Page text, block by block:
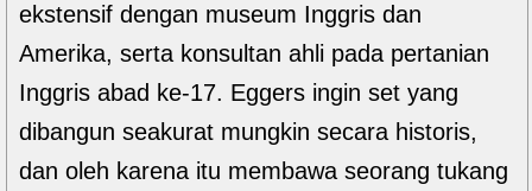
ekstensif dengan museum Inggris dan
Amerika, serta konsultan ahli pada pertanian
Inggris abad ke-17. Eggers ingin set yang
dibangun seakurat mungkin secara historis,
dan oleh karena itu membawa seorang tukang